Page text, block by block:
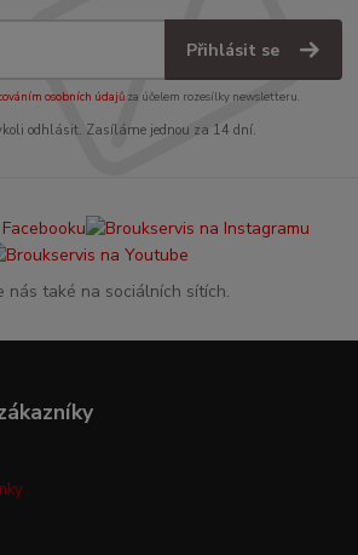
Přihlásit se
osobních údajůza účelem rozesílky newsletteru.
odhlásit. Zasíláme jednou za 14 dní.
nás také na sociálních sítích.